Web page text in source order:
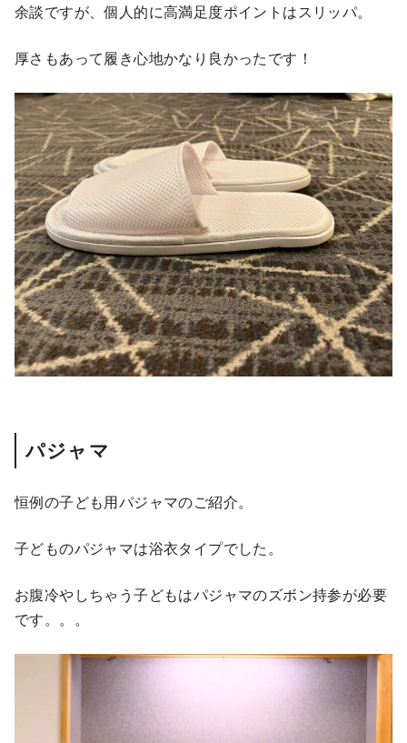
余談ですが、個人的に高満足度ポイントはスリッパ。
厚さもあって履き心地かなり良かったです！
パジャマ
恒例の子ども用パジャマのご紹介。
子どものパジャマは浴衣タイプでした。
お腹冷やしちゃう子どもはパジャマのズボン持参が必要
です。。。